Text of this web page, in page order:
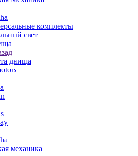
комплекты
свет
днища
механика